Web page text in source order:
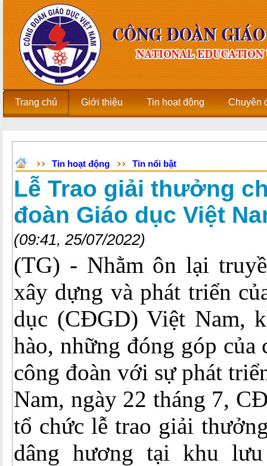
Trang chủ Giới thiệu Tin hoạt động Chuyên
Tin hoạt động Tin nổi bật
Lễ Trao giải thưởng
đoàn Giáo dục Việt
(09:41, 25/07/2022)
(TG) - Nhằm ôn lại
xây dựng và phát triển
dục (CĐGD) Việt Nam,
hào, những đóng góp của
công đoàn với sự phát
Nam, ngày 22 tháng 7,
tổ chức lễ trao giải
dâng hương tại khu